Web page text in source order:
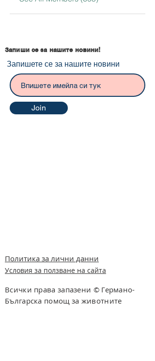
Запиши се за нашите новини!
Запишете се за нашите новини
Join
Политика за лични данни
Условия за ползване на сайта
Всички права запазени © Германо-
Българска помощ за животните